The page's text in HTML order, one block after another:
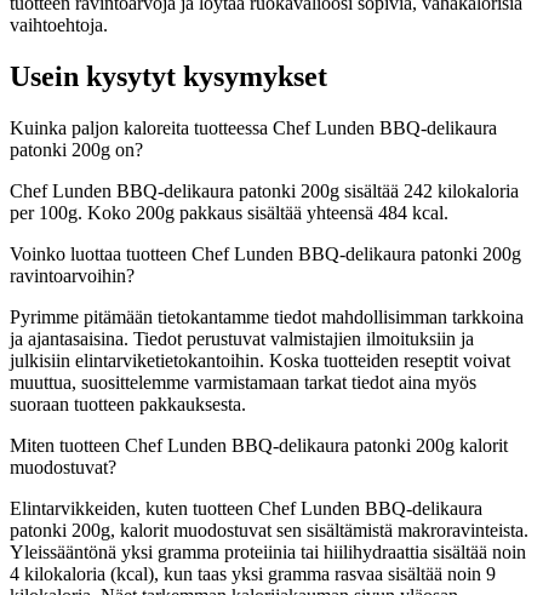
vaihtoehtoja.
Usein kysytyt kysymykset
Kuinka paljon kaloreita tuotteessa Chef Lunden BBQ-delikaura
patonki 200g on?
Chef Lunden BBQ-delikaura patonki 200g sisältää 242 kilokaloria
per 100g. Koko 200g pakkaus sisältää yhteensä 484 kcal.
Voinko luottaa tuotteen Chef Lunden BBQ-delikaura patonki 200g
ravintoarvoihin?
Pyrimme pitämään tietokantamme tiedot mahdollisimman tarkkoina
ja ajantasaisina. Tiedot perustuvat valmistajien ilmoituksiin ja
julkisiin elintarviketietokantoihin. Koska tuotteiden reseptit voivat
muuttua, suosittelemme varmistamaan tarkat tiedot aina myös
suoraan tuotteen pakkauksesta.
Miten tuotteen Chef Lunden BBQ-delikaura patonki 200g kalorit
muodostuvat?
Elintarvikkeiden, kuten tuotteen Chef Lunden BBQ-delikaura
patonki 200g, kalorit muodostuvat sen sisältämistä makroravinteista.
Yleissääntönä yksi gramma proteiinia tai hiilihydraattia sisältää noin
4 kilokaloria (kcal), kun taas yksi gramma rasvaa sisältää noin 9